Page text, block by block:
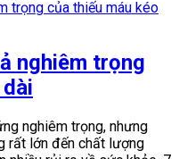
nghiêm trọng
nghiêm trọng, nhưng
rất lớn đến chất lượng